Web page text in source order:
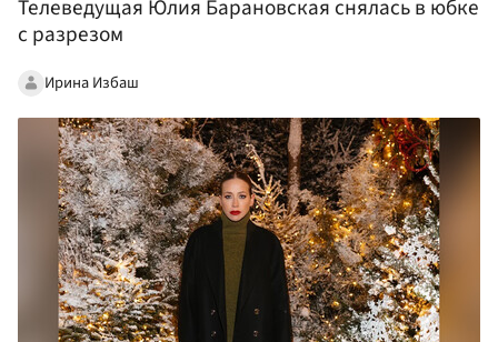
Телеведущая Юлия Барановская снялась в юбке
с разрезом
Ирина Избаш